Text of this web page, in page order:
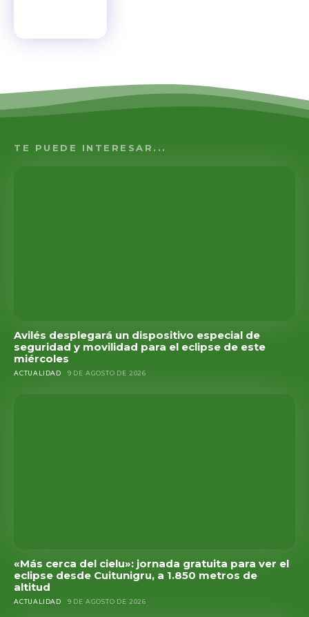
TE PUEDE INTERESAR...
Avilés desplegará un dispositivo especial de
seguridad y movilidad para el eclipse de este
miércoles
ACTUALIDAD 9 DE AGOSTO DE 2026
«Más cerca del cielu»: jornada gratuita para ver el
eclipse desde Cuitunigru, a 1.850 metros de
altitud
ACTUALIDAD 9 DE AGOSTO DE 2026